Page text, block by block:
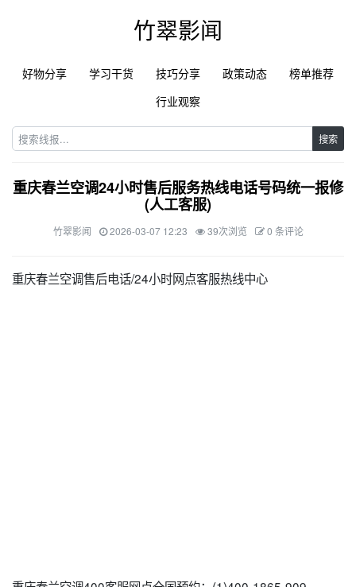
竹翠影闻
好物分享 学习干货 技巧分享 政策动态
榜单推荐
行业观察
搜索
重庆春兰空调24小时售后服务热线电话号码统一报修
(人工客服)
竹翠影闻 2026-03-07 12:23 39次浏览 0 条评论
重庆春兰空调售后电话/24小时网点客服热线中心